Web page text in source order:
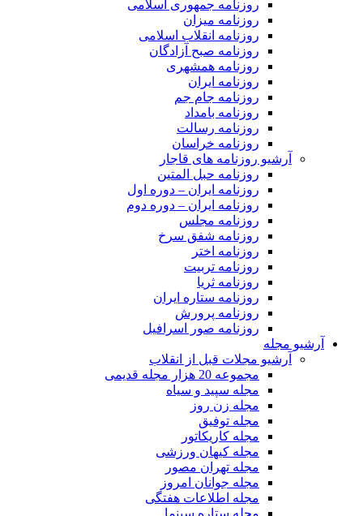
روزنامه جمهوری اسلامی
روزنامه میزان
روزنامه انقلاب اسلامی
روزنامه صبح آزادگان
روزنامه همشهری
روزنامه ایران
روزنامه جام جم
روزنامه بامداد
روزنامه رسالت
روزنامه خراسان
آرشیو روزنامه های قاجار
روزنامه حبل المتین
روزنامه ایران – دوره اول
روزنامه ایران – دوره دوم
روزنامه مجلس
روزنامه شفق سرخ
روزنامه اختر
روزنامه تربیت
روزنامه ثریا
روزنامه ستاره ایران
روزنامه پرورش
روزنامه صور اسرافیل
آرشیو مجله
آرشیو مجلات قبل از انقلاب
مجموعه 20 هزار مجله قدیمی
مجله سپید و سیاه
مجله زن روز
مجله توفیق
مجله کاریکاتور
مجله کیهان ورزشی
مجله تهران مصور
مجله جوانان امروز
مجله اطلاعات هفتگی
مجله ستاره سینما